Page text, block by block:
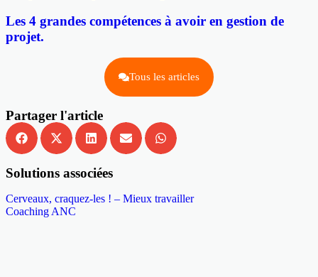
Les 4 grandes compétences à avoir en gestion de
projet.
Tous les articles
Partager l'article
Solutions associées
Cerveaux, craquez-les ! – Mieux travailler
Coaching ANC